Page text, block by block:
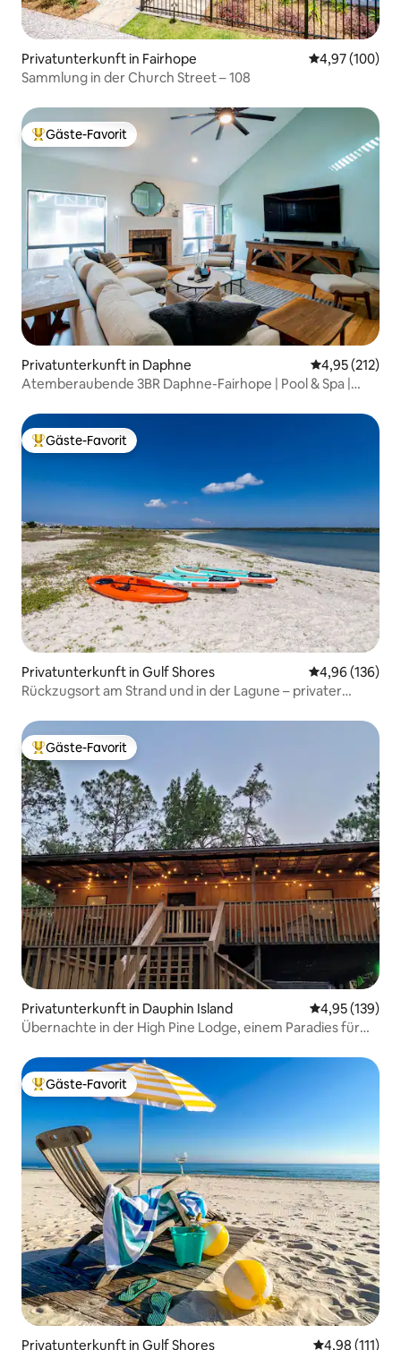
Privatunterkunft in Fairhope
4,97 (100)
Sammlung in der Church Street – 108
Beliebter Gäste-Favorit.
Gäste-Favorit
Privatunterkunft in Daphne
4,95 (212)
Atemberaubende 3BR Daphne-Fairhope | Pool & Spa |
Beliebter Gäste-Favorit.
Gäste-Favorit
Privatunterkunft in Gulf Shores
4,96 (136)
Rückzugsort am Strand und in der Lagune – privater
Beliebter Gäste-Favorit.
Gäste-Favorit
Privatunterkunft in Dauphin Island
4,95 (139)
Übernachte in der High Pine Lodge, einem Paradies für
Beliebter Gäste-Favorit.
Gäste-Favorit
Privatunterkunft in Gulf Shores 4,98 (111)